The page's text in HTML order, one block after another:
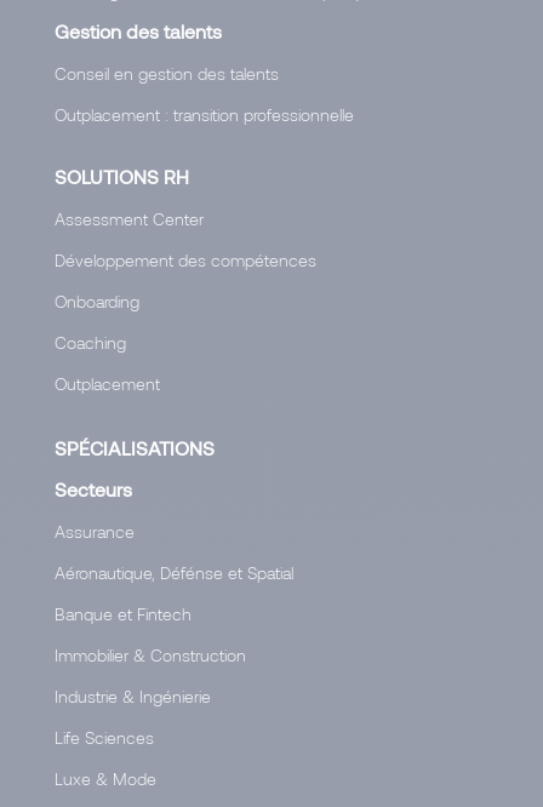
Gestion des talents
Conseil en gestion des talents
Outplacement : transition professionnelle
SOLUTIONS RH
Assessment Center
Développement des compétences
Onboarding
Coaching
Outplacement
SPÉCIALISATIONS
Secteurs
Assurance
Aéronautique, Défénse et Spatial
Banque et Fintech
Immobilier & Construction
Industrie & Ingénierie
Life Sciences
Luxe & Mode